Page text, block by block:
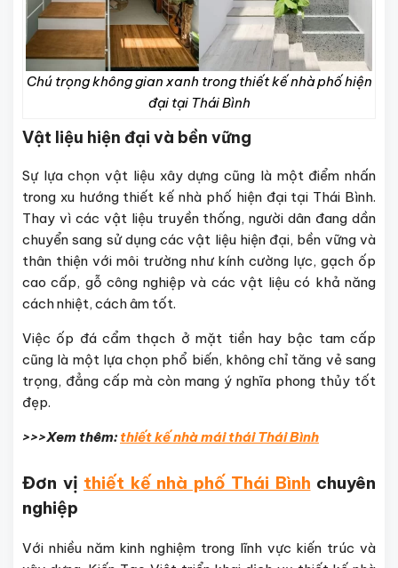
Chú trọng không gian xanh trong thiết kế nhà phố hiện
đại tại Thái Bình
Vật liệu hiện đại và bền vững
Sự lựa chọn vật liệu xây dựng cũng là một điểm nhấn
trong xu hướng thiết kế nhà phố hiện đại tại Thái Bình.
Thay vì các vật liệu truyền thống, người dân đang dần
chuyển sang sử dụng các vật liệu hiện đại, bền vững và
thân thiện với môi trường như kính cường lực, gạch ốp
cao cấp, gỗ công nghiệp và các vật liệu có khả năng
cách nhiệt, cách âm tốt.
Việc ốp đá cẩm thạch ở mặt tiền hay bậc tam cấp
cũng là một lựa chọn phổ biến, không chỉ tăng vẻ sang
trọng, đẳng cấp mà còn mang ý nghĩa phong thủy tốt
đẹp.
>>>Xem thêm: thiết kế nhà mái thái Thái Bình
Đơn vị thiết kế nhà phố Thái Bình chuyên
nghiệp
Với nhiều năm kinh nghiệm trong lĩnh vực kiến trúc và